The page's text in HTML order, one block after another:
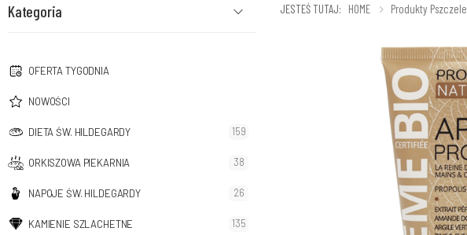
Kategoria
OFERTA TYGODNIA
NOWOŚCI
DIETA ŚW. HILDEGARDY 159
ORKISZOWA PIEKARNIA 38
NAPOJE ŚW. HILDEGARDY 26
KAMIENIE SZLACHETNE 135
JESTEŚ TUTAJ: HOME Produkty Pszczele